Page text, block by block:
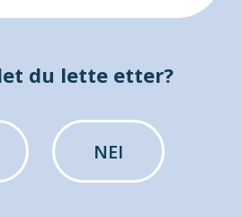
du lette etter?
NEI